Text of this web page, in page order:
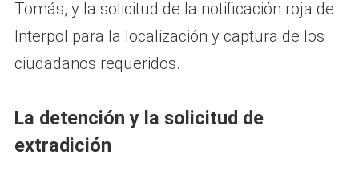
Tomás, y la solicitud de la notificación roja de
Interpol para la localización y captura de los
ciudadanos requeridos.
La detención y la solicitud de
extradición